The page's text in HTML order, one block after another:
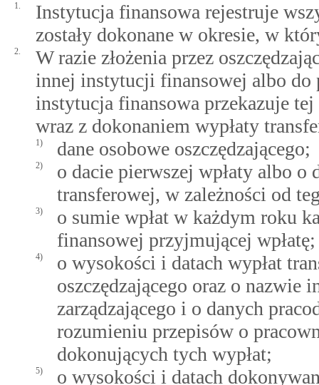
1.
Instytucja finansowa rejestruje
zostały dokonane w okresie, w
2.
W razie złożenia przez
innej instytucji finansowej albo do
instytucja finansowa przekazuje
wraz z dokonaniem wypłaty
1) dane osobowe oszczędzającego;
2)
o dacie pierwszej wpłaty albo o
transferowej, w zależności od
3)
o sumie wpłat w każdym roku
finansowej przyjmującej wpłatę;
4)
o wysokości i datach wypłat
oszczędzającego oraz o
zarządzającego i o danych
rozumieniu przepisów o
dokonujących tych wypłat;
5)
o wysokości i datach